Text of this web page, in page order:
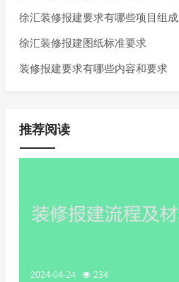
徐汇装修报建要求有哪些项目组成
徐汇装修报建图纸标准要求
装修报建要求有哪些内容和要求
推荐阅读
2024-04-24 234